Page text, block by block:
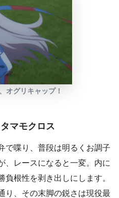
オグリキャップ！
マモクロス
で喋り、普段は明るくお調子
、レースになると一変。内に
根性を剥き出しにします。
り、その末脚の鋭さは現役最